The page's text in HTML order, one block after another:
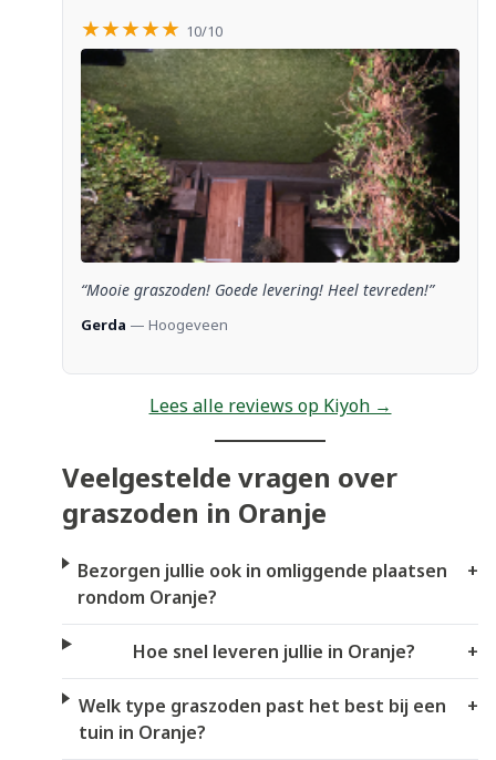
★★★★★ 10/10
“Mooie graszoden! Goede levering! Heel tevreden!”
Gerda — Hoogeveen
Lees alle reviews op Kiyoh →
Veelgestelde vragen over
graszoden in Oranje
Bezorgen jullie ook in omliggende plaatsen
rondom Oranje?
+
Hoe snel leveren jullie in Oranje? +
Welk type graszoden past het best bij een
tuin in Oranje?
+